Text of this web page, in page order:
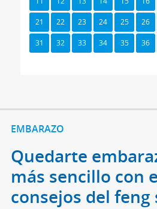
21 22 23 24 25 26
31 32 33 34 35 36
EMBARAZO
Quedarte
más sencillo con
consejos del feng